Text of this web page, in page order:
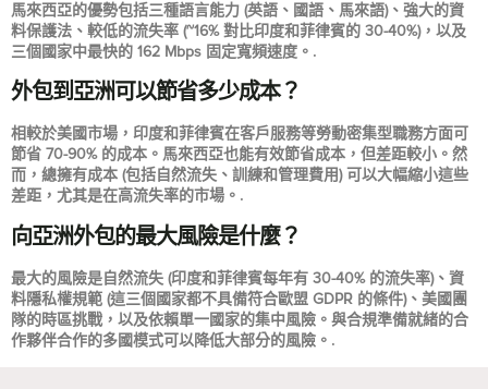
馬來西亞的優勢包括三種語言能力 (英語、國語、馬來語)、強大的資
料保護法、較低的流失率 (~16% 對比印度和菲律賓的 30-40%)，以及
三個國家中最快的 162 Mbps 固定寬頻速度。.
外包到亞洲可以節省多少成本？
相較於美國市場，印度和菲律賓在客戶服務等勞動密集型職務方面可
節省 70-90% 的成本。馬來西亞也能有效節省成本，但差距較小。然
而，總擁有成本 (包括自然流失、訓練和管理費用) 可以大幅縮小這些
差距，尤其是在高流失率的市場。.
向亞洲外包的最大風險是什麼？
最大的風險是自然流失 (印度和菲律賓每年有 30-40% 的流失率)、資
料隱私權規範 (這三個國家都不具備符合歐盟 GDPR 的條件)、美國團
隊的時區挑戰，以及依賴單一國家的集中風險。與合規準備就緒的合
作夥伴合作的多國模式可以降低大部分的風險。.